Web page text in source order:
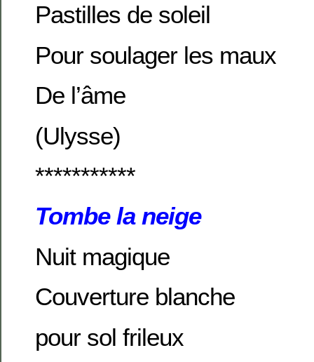
Pastilles de soleil
Pour soulager les maux
De l’âme
(Ulysse)
***********
Tombe la neige
Nuit magique
Couverture blanche
pour sol frileux